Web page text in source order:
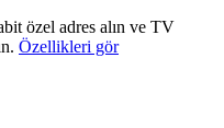
özel adres alın ve TV
Özellikleri gör